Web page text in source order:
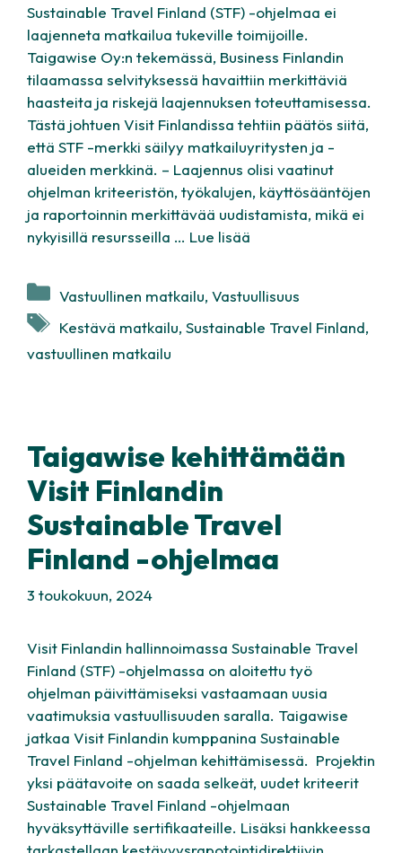
Sustainable Travel Finland (STF) -ohjelmaa ei
laajenneta matkailua tukeville toimijoille.
Taigawise Oy:n tekemässä, Business Finlandin
tilaamassa selvityksessä havaittiin merkittäviä
haasteita ja riskejä laajennuksen toteuttamisessa.
Tästä johtuen Visit Finlandissa tehtiin päätös siitä,
että STF -merkki säilyy matkailuyritysten ja -
alueiden merkkinä. – Laajennus olisi vaatinut
ohjelman kriteeristön, työkalujen, käyttösääntöjen
ja raportoinnin merkittävää uudistamista, mikä ei
nykyisillä resursseilla … Lue lisää
Kategoriat
Vastuullinen matkailu, Vastuullisuus
Avainsanat
Kestävä matkailu, Sustainable Travel Finland,
vastuullinen matkailu
Taigawise kehittämään
Visit Finlandin
Sustainable Travel
Finland -ohjelmaa
3 toukokuun, 2024
Visit Finlandin hallinnoimassa Sustainable Travel
Finland (STF) -ohjelmassa on aloitettu työ
ohjelman päivittämiseksi vastaamaan uusia
vaatimuksia vastuullisuuden saralla. Taigawise
jatkaa Visit Finlandin kumppanina Sustainable
Travel Finland -ohjelman kehittämisessä. Projektin
yksi päätavoite on saada selkeät, uudet kriteerit
Sustainable Travel Finland -ohjelmaan
hyväksyttäville sertifikaateille. Lisäksi hankkeessa